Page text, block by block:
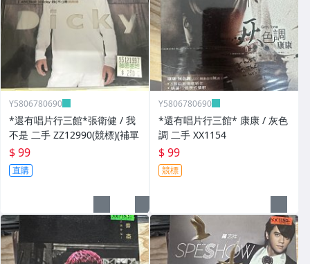
Y5806780690
*還有唱片行三館*張衛健 / 我
不是 二手 ZZ12990(競標)(補單
$ 99
直購
Y5806780690
*還有唱片行三館* 康康 / 灰色
調 二手 XX1154
$ 99
競標